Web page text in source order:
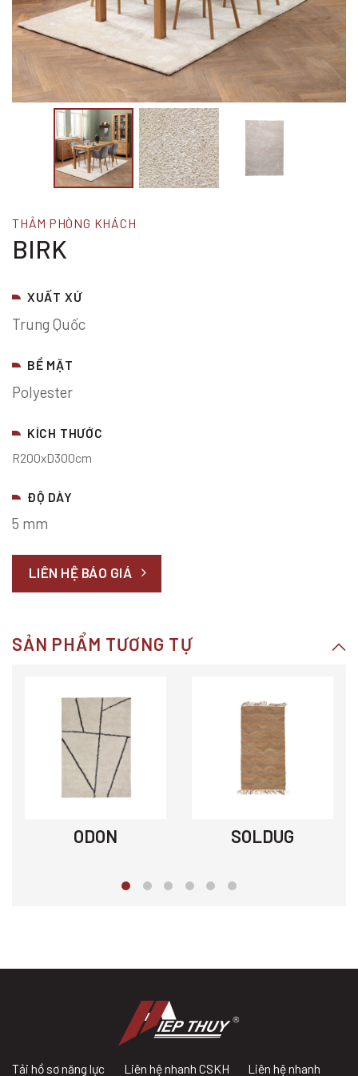
THẢM PHÒNG KHÁCH
BIRK
XUẤT XỨ
Trung Quốc
BỀ MẶT
Polyester
KÍCH THƯỚC
R200xD300cm
ĐỘ DÀY
5 mm
LIÊN HỆ BÁO GIÁ
SẢN PHẨM TƯƠNG TỰ
ODON SOLDUG
Tải hồ sơ năng lực Liên hệ nhanh CSKH Liên hệ nhanh